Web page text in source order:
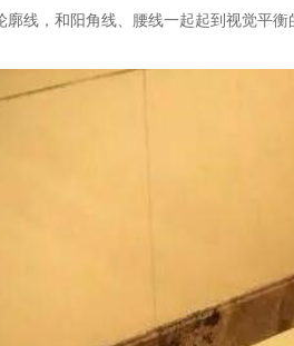
廓线，和阳角线、腰线一起起到视觉平衡